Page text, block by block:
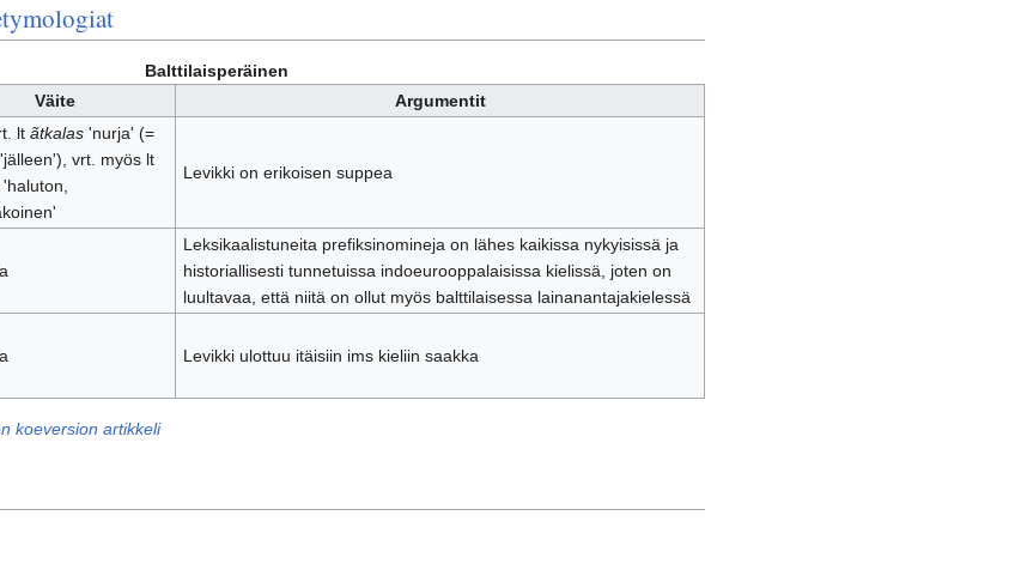
Balttilaisperäinen
Väite Argumentit
lt ãtkalas'nurja' (=
vrt. myös lt
Levikki on erikoisen suppea
Leksikaalistuneita prefiksinomineja on lähes kaikissa nykyisissä ja
historiallisesti tunnetuissa indoeurooppalaisissa kielissä, joten on
luultavaa, että niitä on ollut myös balttilaisessa lainanantajakielessä
Levikki ulottuu itäisiin ims kieliin saakka
koeversion artikkeli